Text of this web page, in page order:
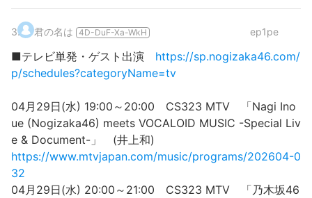
3. 君の名は 4D-DuF-Xa-WkH ep1pe
■テレビ単発・ゲスト出演 https://sp.nogizaka46.com/
p/schedules?categoryName=tv
04月29日(水) 19:00～20:00 CS323 MTV 「Nagi Ino
ue (Nogizaka46) meets VOCALOID MUSIC -Special Liv
e & Document-」 (井上和)
https://www.mtvjapan.com/music/programs/202604-0
32
04月29日(水) 20:00～21:00 CS323 MTV 「乃木坂46